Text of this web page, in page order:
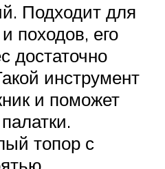
Подходит для
походов, его
достаточно
инструмент
и поможет
топор с